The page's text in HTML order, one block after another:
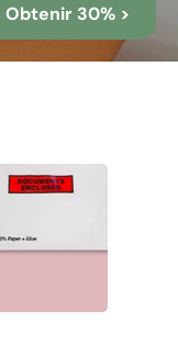
Obtenir 30% >